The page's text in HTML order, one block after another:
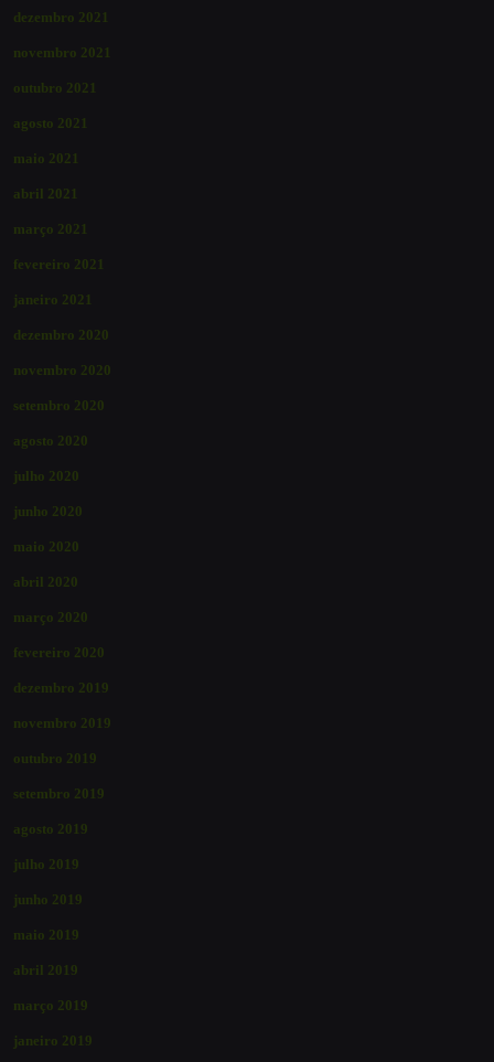
dezembro 2021
novembro 2021
outubro 2021
agosto 2021
maio 2021
abril 2021
março 2021
fevereiro 2021
janeiro 2021
dezembro 2020
novembro 2020
setembro 2020
agosto 2020
julho 2020
junho 2020
maio 2020
abril 2020
março 2020
fevereiro 2020
dezembro 2019
novembro 2019
outubro 2019
setembro 2019
agosto 2019
julho 2019
junho 2019
maio 2019
abril 2019
março 2019
janeiro 2019